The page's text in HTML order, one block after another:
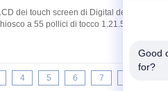
dei touch screen di Digital del totem
a 55 pollici di tocco 1.21.5 32 43
4 5 6 7
Good
for?